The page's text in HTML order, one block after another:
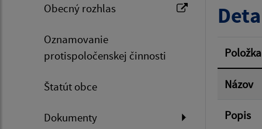
Obecný rozhlas
Oznamovanie
protispoločenskej činnosti
Štatút obce
Dokumenty
Položka
Názov
Popis